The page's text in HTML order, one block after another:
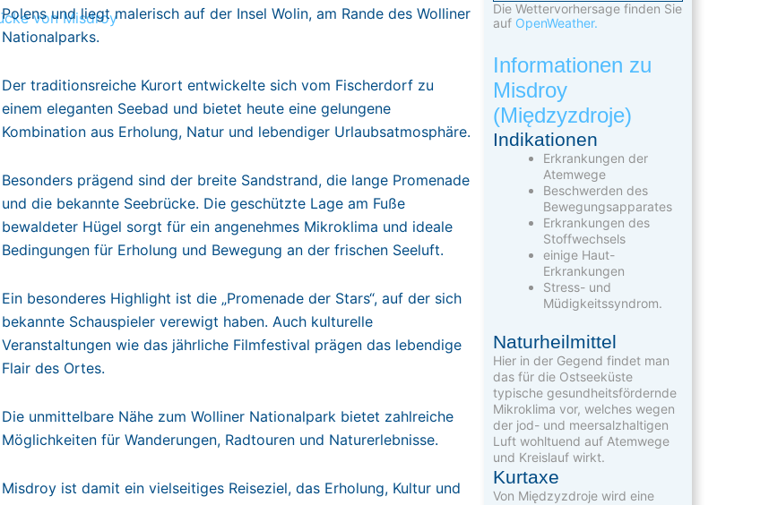
Polens und liegt malerisch auf der Insel Wolin, am Rande des Wolliner
Nationalparks.
Der traditionsreiche Kurort entwickelte sich vom Fischerdorf zu
einem eleganten Seebad und bietet heute eine gelungene
Kombination aus Erholung, Natur und lebendiger Urlaubsatmosphäre.
Besonders prägend sind der breite Sandstrand, die lange Promenade
und die bekannte Seebrücke. Die geschützte Lage am Fuße
bewaldeter Hügel sorgt für ein angenehmes Mikroklima und ideale
Bedingungen für Erholung und Bewegung an der frischen Seeluft.
Ein besonderes Highlight ist die „Promenade der Stars“, auf der sich
bekannte Schauspieler verewigt haben. Auch kulturelle
Veranstaltungen wie das jährliche Filmfestival prägen das lebendige
Flair des Ortes.
Die unmittelbare Nähe zum Wolliner Nationalpark bietet zahlreiche
Möglichkeiten für Wanderungen, Radtouren und Naturerlebnisse.
Misdroy ist damit ein vielseitiges Reiseziel, das Erholung, Kultur und
Die Wettervorhersage finden Sie
auf OpenWeather.
Informationen zu
Misdroy
(Międzyzdroje)
Indikationen
Erkrankungen der
Atemwege
Beschwerden des
Bewegungsapparates
Erkrankungen des
Stoffwechsels
einige Haut-
Erkrankungen
Stress- und
Müdigkeitssyndrom.
Naturheilmittel
Hier in der Gegend findet man
das für die Ostseeküste
typische gesundheits­fördernde
Mikroklima vor, welches wegen
der jod- und meer­salz­haltigen
Luft wohltuend auf Atemwege
und Kreislauf wirkt.
Kurtaxe
Von Międzyzdroje wird eine